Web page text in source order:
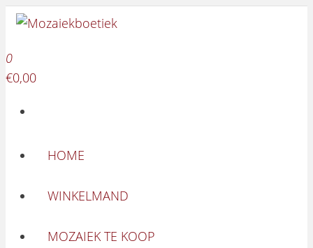
Ga naar de inhoud
0
€0,00
HOME
WINKELMAND
MOZAIEK TE KOOP